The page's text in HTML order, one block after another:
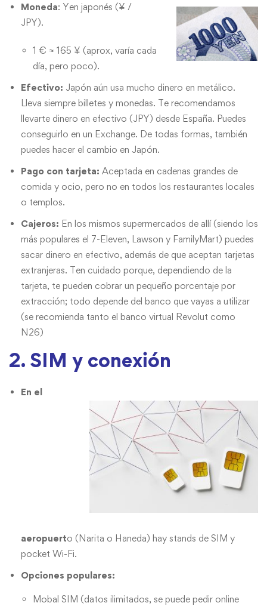
Moneda: Yen japonés (¥ /
JPY).
1 € ≈ 165 ¥ (aprox, varía cada
día, pero poco).
Efectivo: Japón aún usa mucho dinero en metálico.
Lleva siempre billetes y monedas. Te recomendamos
llevarte dinero en efectivo (JPY) desde España. Puedes
conseguirlo en un Exchange. De todas formas, también
puedes hacer el cambio en Japón.
Pago con tarjeta: Aceptada en cadenas grandes de
comida y ocio, pero no en todos los restaurantes locales
o templos.
Cajeros: En los mismos supermercados de allí (siendo los
más populares el 7-Eleven, Lawson y FamilyMart) puedes
sacar dinero en efectivo, además de que aceptan tarjetas
extranjeras. Ten cuidado porque, dependiendo de la
tarjeta, te pueden cobrar un pequeño porcentaje por
extracción; todo depende del banco que vayas a utilizar
(se recomienda tanto el banco virtual Revolut como
N26)
2. SIM y conexión
En el
aeropuerto (Narita o Haneda) hay stands de SIM y
pocket Wi-Fi.
Opciones populares:
Mobal SIM (datos ilimitados, se puede pedir online